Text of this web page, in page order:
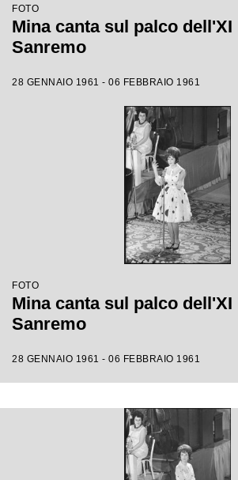
FOTO
Mina canta sul palco dell'XI
Sanremo
28 GENNAIO 1961 - 06 FEBBRAIO 1961
FOTO
Mina canta sul palco dell'XI
Sanremo
28 GENNAIO 1961 - 06 FEBBRAIO 1961